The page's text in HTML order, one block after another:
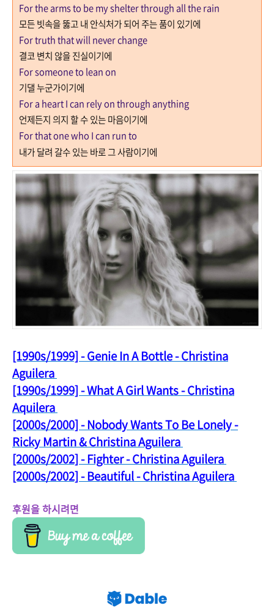
For the arms to be my shelter through all the rain
모든 빗속을 뚫고 내 안식처가 되어 주는 품이 있기에
For truth that will never change
결코 변치 않을 진실이기에
For someone to lean on
기댈 누군가이기에
For a heart I can rely on through anything
언제든지 의지 할 수 있는 마음이기에
For that one who I can run to
내가 달려 갈수 있는 바로 그 사람이기에
[1990s/1999] - Genie In A Bottle - Christina
Aguilera
[1990s/1999] - What A Girl Wants - Christina
Aquilera
[2000s/2000] - Nobody Wants To Be Lonely -
Ricky Martin & Christina Aguilera
[2000s/2002] - Fighter - Christina Aguilera
[2000s/2002] - Beautiful - Christina Aguilera
후원을 하시려면